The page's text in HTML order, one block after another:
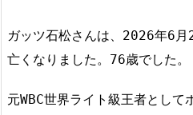
ガッツ石松さんは、2026年6
亡くなりました。76歳でした。
元WBC世界ライト級王者とし